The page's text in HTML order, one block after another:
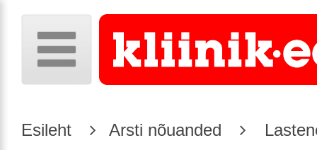
Esileht Arsti nõuanded